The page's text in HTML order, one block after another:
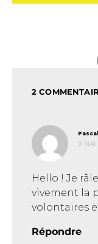
2
2 MAI
Hello ! Je
vivement la
volontaires
Répondre